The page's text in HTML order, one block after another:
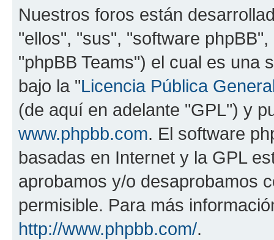
Nuestros foros están
"ellos", "sus", "software
"phpBB Teams") el cual es una
bajo la "Licencia Pública
(de aquí en adelante "GPL") y
www.phpbb.com. El software
basadas en Internet y la GPL
aprobamos y/o desaprobamos
permisible. Para más
http://www.phpbb.com/.